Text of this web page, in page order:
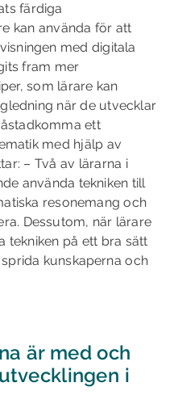
färdiga
kan använda för att
med digitala
fram mer
som lärare kan
när de utvecklar
ett
med hjälp av
– Två av lärarna i
använda tekniken till
resonemang och
Dessutom, när lärare
tekniken på ett bra sätt
kunskaperna och
är med och
i